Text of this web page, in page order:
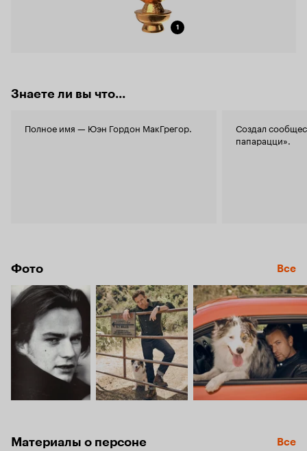
1
Знаете ли вы что...
Полное имя — Юэн Гордон МакГрегор.
Создал
папарацци».
Фото Все
Материалы о персоне Все